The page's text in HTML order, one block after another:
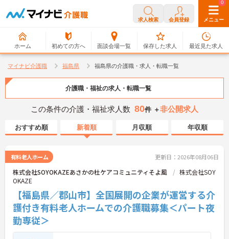
求人検索 会員登録 メニュー
ホーム 初めての方へ 面談会場一覧
0
保存した求人
0
最近見た求人
マイナビ介護職 福島県 福島県の介護職・求人・転職一覧
介護職・福祉の求人・転職一覧
この条件の介護・福祉求人数 80件 ＋非公開求人
おすすめ順 新着順 月収順 年収順
有料老人ホーム 更新日：2026年08月06日
株式会社SOYOKAZEあさかの杜ケアコミュニティそよ風
株式会社SOY
OKAZE
【福島県／郡山市】全国展開の企業が運営する介
護付き有料老人ホームでの介護職募集＜パート夜
勤専従＞